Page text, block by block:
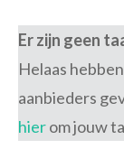
Er zijn geen
Helaas
aanbieders
hierom jouw